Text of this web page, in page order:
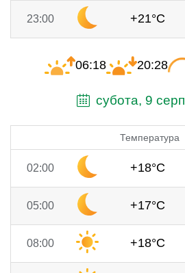
23:00 +21°C
06:18 20:28
субота, 9
Температура
02:00 +18°C
05:00 +17°C
08:00 +18°C